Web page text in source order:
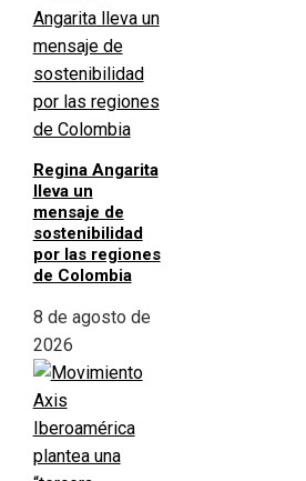
Regina Angarita
lleva un
mensaje de
sostenibilidad
por las regiones
de Colombia
8 de agosto de
2026